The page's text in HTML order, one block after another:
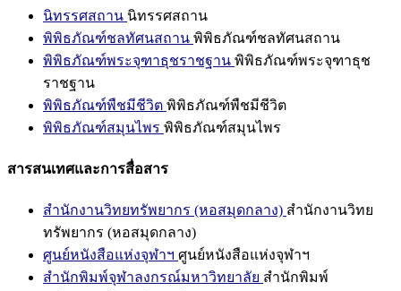
นิทรรศสถาน นิทรรศสถาน
พิพิธภัณฑ์ชลทัศนสถาน พิพิธภัณฑ์ชลทัศนสถาน
พิพิธภัณฑ์พระจุฑาธุชราชฐาน พิพิธภัณฑ์พระจุฑาธุช
ราชฐาน
พิพิธภัณฑ์พืชมีชีวิต พิพิธภัณฑ์พืชมีชีวิต
พิพิธภัณฑ์สมุนไพร พิพิธภัณฑ์สมุนไพร
สารสนเทศและการสื่อสาร
สำนักงานวิทยทรัพยากร (หอสมุดกลาง) สำนักงานวิทย
ทรัพยากร (หอสมุดกลาง)
ศูนย์หนังสือแห่งจุฬาฯ ศูนย์หนังสือแห่งจุฬาฯ
สำนักพิมพ์จุฬาลงกรณ์มหาวิทยาลัย สำนักพิมพ์